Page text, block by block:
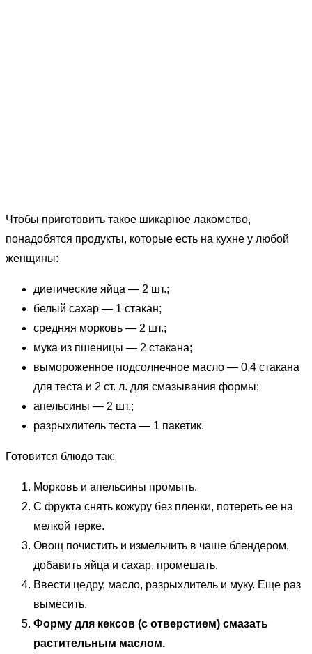
Чтобы приготовить такое шикарное лакомство,
понадобятся продукты, которые есть на кухне у любой
женщины:
диетические яйца — 2 шт.;
белый сахар — 1 стакан;
средняя морковь — 2 шт.;
мука из пшеницы — 2 стакана;
вымороженное подсолнечное масло — 0,4 стакана
для теста и 2 ст. л. для смазывания формы;
апельсины — 2 шт.;
разрыхлитель теста — 1 пакетик.
Готовится блюдо так:
Морковь и апельсины промыть.
С фрукта снять кожуру без пленки, потереть ее на
мелкой терке.
Овощ почистить и измельчить в чаше блендером,
добавить яйца и сахар, промешать.
Ввести цедру, масло, разрыхлитель и муку. Еще раз
вымесить.
Форму для кексов (с отверстием) смазать
растительным маслом.